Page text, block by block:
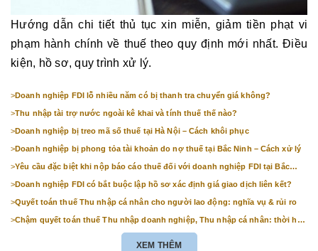
Hướng dẫn chi tiết thủ tục xin miễn, giảm tiền phạt vi
phạm hành chính về thuế theo quy định mới nhất. Điều
kiện, hồ sơ, quy trình xử lý.
>Doanh nghiệp FDI lỗ nhiều năm có bị thanh tra chuyển giá không?
>Thu nhập tài trợ nước ngoài kê khai và tính thuế thế nào?
>Doanh nghiệp bị treo mã số thuế tại Hà Nội – Cách khôi phục
>Doanh nghiệp bị phong tỏa tài khoản do nợ thuế tại Bắc Ninh – Cách xử lý
>Yêu cầu đặc biệt khi nộp báo cáo thuế đối với doanh nghiệp FDI tại Bắc
>Doanh nghiệp FDI có bắt buộc lập hồ sơ xác định giá giao dịch liên kết?
>Quyết toán thuế Thu nhập cá nhân cho người lao động: nghĩa vụ & rủi ro
>Chậm quyết toán thuế Thu nhập doanh nghiệp, Thu nhập cá nhân: thời hạn
XEM THÊM